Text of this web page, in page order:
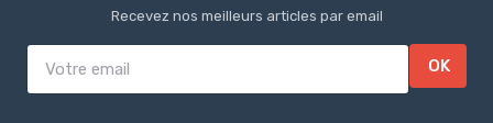
Recevez nos meilleurs articles par email
OK